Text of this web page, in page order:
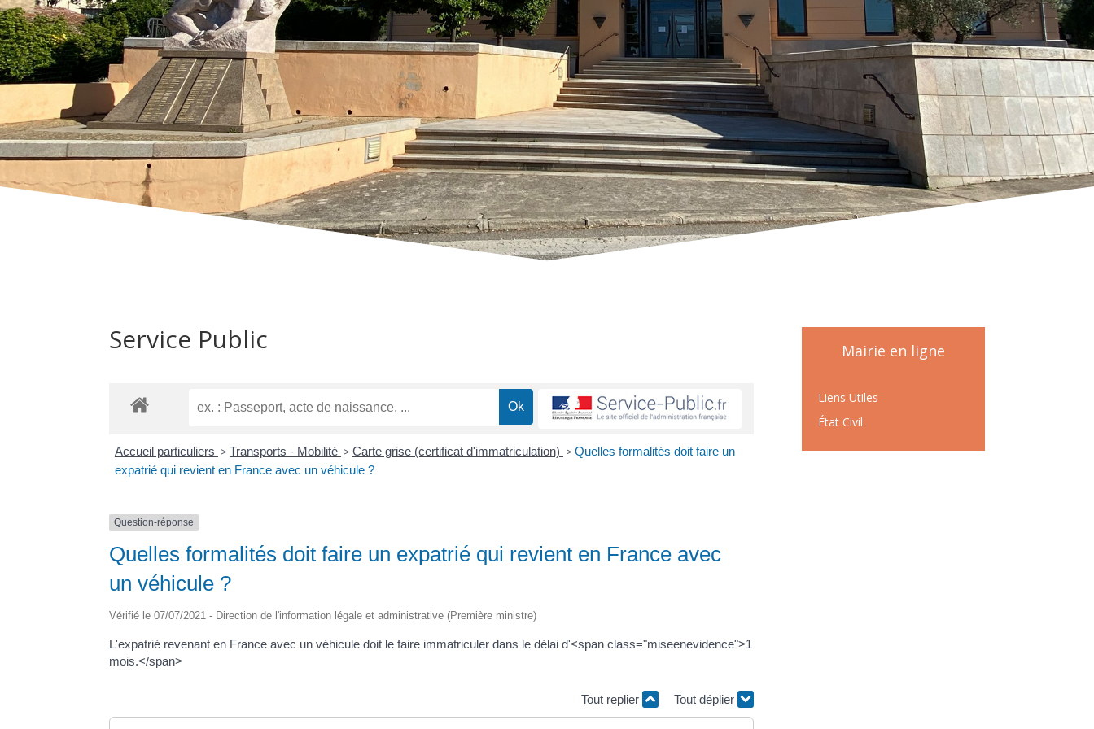
Service Public
Accueil particuliers > Transports - Mobilité > Carte grise (certificat d'immatriculation) > Quelles formalités doit faire un
expatrié qui revient en France avec un véhicule ?
Question-réponse
Quelles formalités doit faire un expatrié qui revient en France avec
un véhicule ?
Vérifié le 07/07/2021 - Direction de l'information légale et administrative (Première ministre)
L'expatrié revenant en France avec un véhicule doit le faire immatriculer dans le délai d'<span class="miseenevidence">1
mois.</span>
Tout replier Tout déplier
Mairie en ligne
Liens Utiles
État Civil